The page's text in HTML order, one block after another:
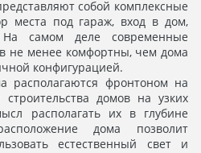
собой комплексные
места под гараж, вход в дом,
самом деле современные
не менее комфортны, чем дома
конфигурацией.
располагаются фронтоном на
домов на узких
располагать их в глубине
дома позволит
естественный свет и